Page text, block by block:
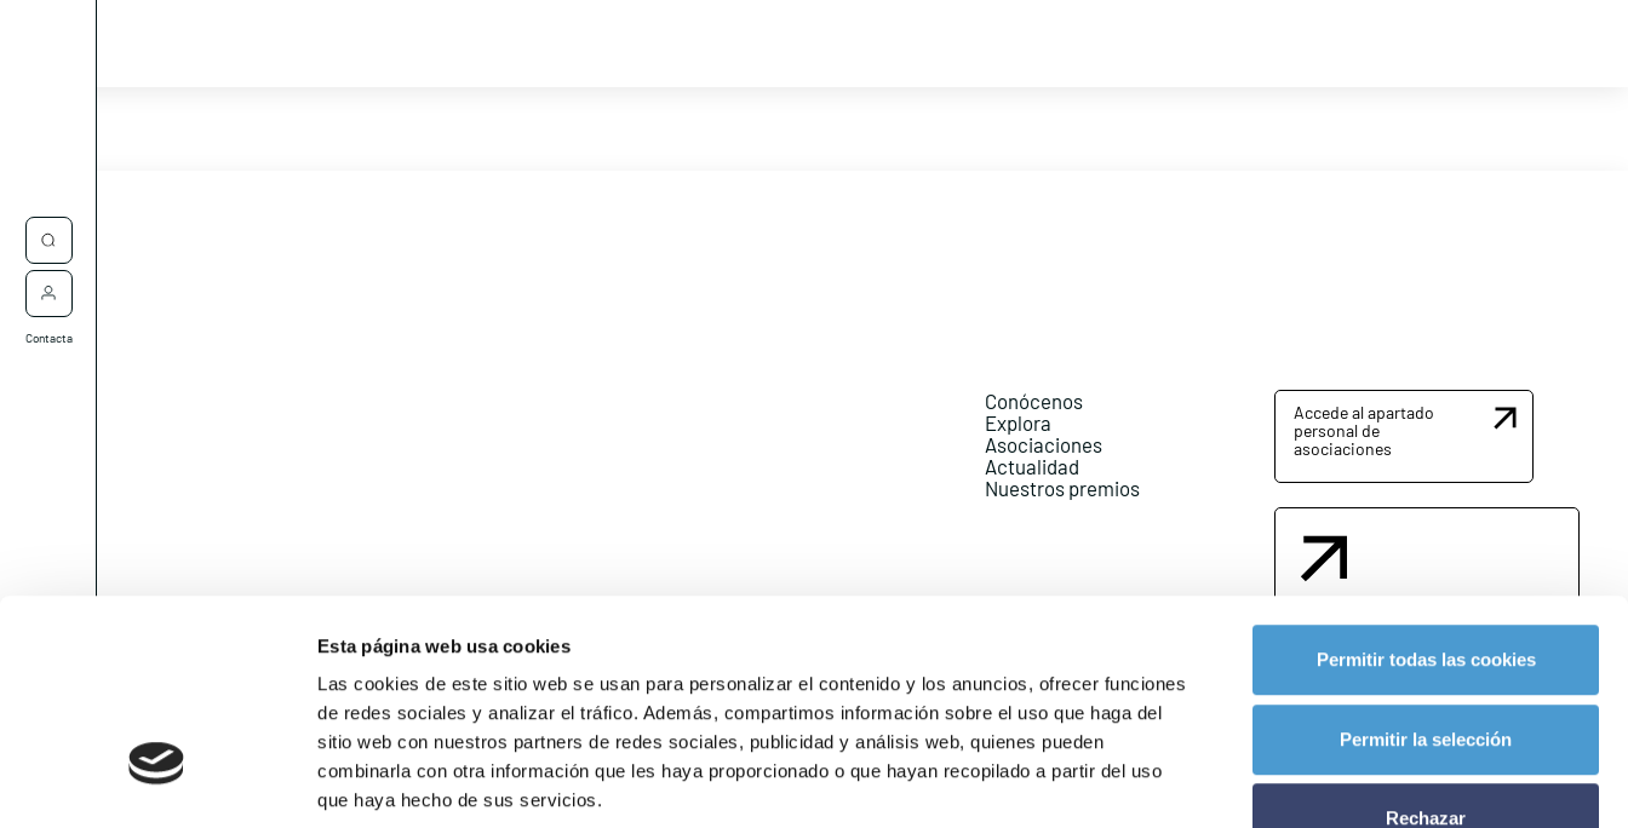
Esta página web usa cookies
Las cookies de este sitio web se usan para personalizar el contenido y los anuncios, ofrecer funciones
de redes sociales y analizar el tráfico. Además, compartimos información sobre el uso que haga del
sitio web con nuestros partners de redes sociales, publicidad y análisis web, quienes pueden
combinarla con otra información que les haya proporcionado o que hayan recopilado a partir del uso
que haya hecho de sus servicios.
Permitir todas las cookies
Permitir la selección
Rechazar
Contacta
Conócenos
Explora
Asociaciones
Actualidad
Nuestros premios
Accede al apartado
personal de
asociaciones
Contacta con nosotros
Política de Privacidad Política de Cookies Aviso legal